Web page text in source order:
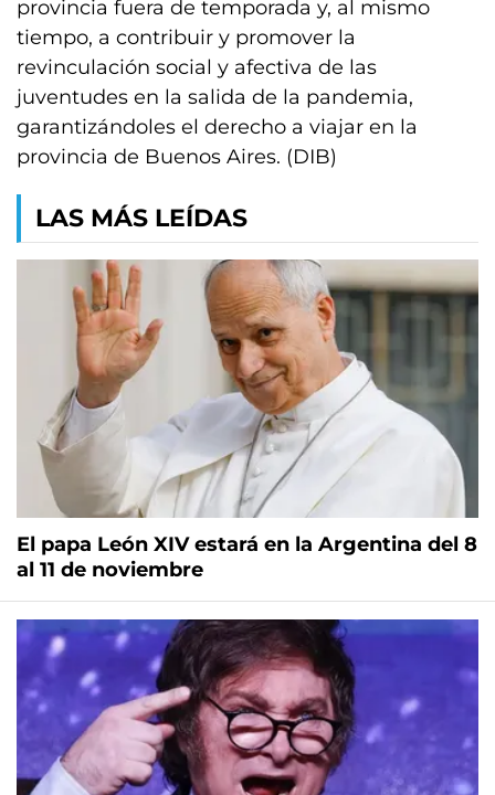
provincia fuera de temporada y, al mismo
tiempo, a contribuir y promover la
revinculación social y afectiva de las
juventudes en la salida de la pandemia,
garantizándoles el derecho a viajar en la
provincia de Buenos Aires. (DIB)
LAS MÁS LEÍDAS
El papa León XIV estará en la Argentina del 8
al 11 de noviembre